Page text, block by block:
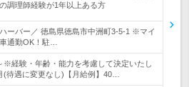
調理師経験が1年以上ある方
ーバー／ 徳島県徳島市中洲町3-5-1 ※マイ
通勤OK！駐…
※経験・年齢・能力を考慮して決定いたし
待遇に変更なし)【月給例】40…